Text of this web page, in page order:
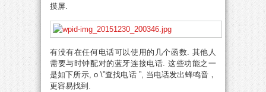
摸屏.
有没有在任何电话可以使用的几个函数. 其他人
需要与时钟配对的蓝牙连接电话. 这些功能之一
是如下所示, o \”查找电话 ”, 当电话发出蜂鸣音，
更容易找到.